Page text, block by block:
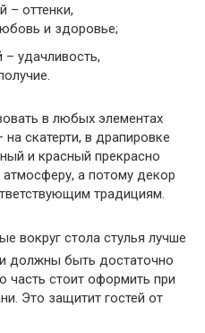
– оттенки,
и здоровье;
– удачливость,
в любых элементах
скатерти, в драпировке
и красный прекрасно
а потому декор
традициям.
вокруг стола стулья лучше
должны быть достаточно
часть стоит оформить при
Это защитит гостей от